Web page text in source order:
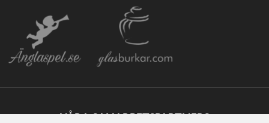
VÅRA SAMARBETSPARTNERS